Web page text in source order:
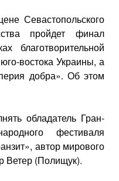
Севастопольского
пройдет финал
благотворительной
востока Украины, а
добра». Об этом
обладатель Гран-
фестиваля
автор мирового
Ветер (Полищук).